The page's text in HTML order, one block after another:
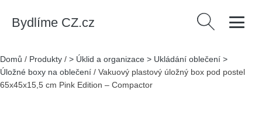
Bydlíme CZ.cz Vyhledávání
Domů / Produkty / > Úklid a organizace > Ukládání oblečení >
Úložné boxy na oblečení / Vakuový plastový úložný box pod postel
65x45x15,5 cm Pink Edition – Compactor